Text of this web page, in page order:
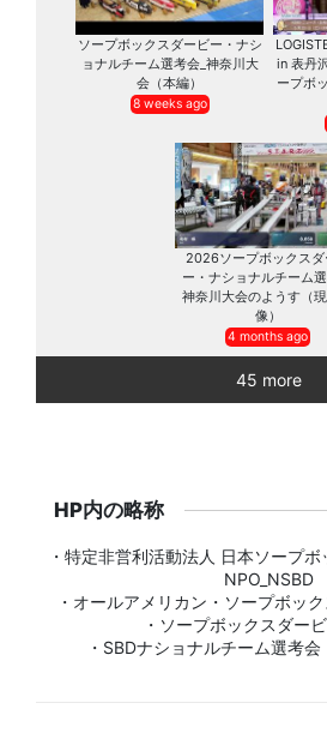
ソープボックスダービー・ナシ
ョナルチーム選考会_神奈川大
会（本編）
8 weeks ago
in 表丹
ープボ
2026ソープボックスダ
ー・ナショナルチーム
神奈川大会のようす（
像）
4 months ago
45 more
HP内の略称
・特定非営利活動法人 日本ソープボ
NPO_NSBD
・オールアメリカン・ソープボッ
・ソープボックスダー
・SBDナショナルチーム選考